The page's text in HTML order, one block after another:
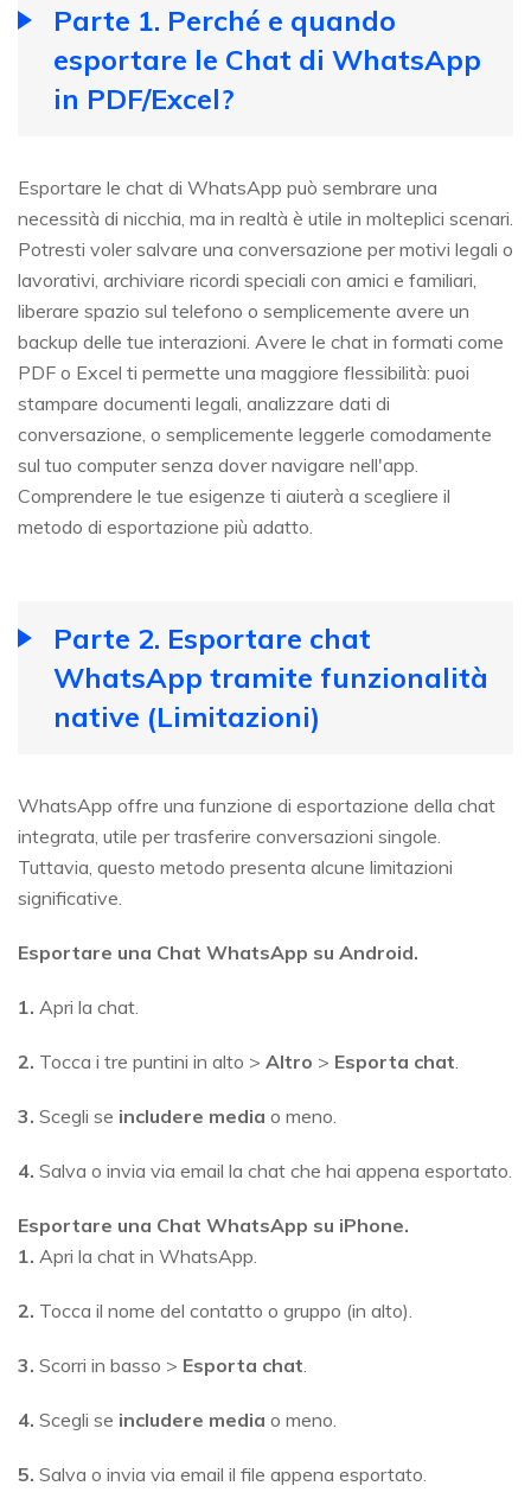
Parte 1. Perché e quando
esportare le Chat di WhatsApp
in PDF/Excel?
Esportare le chat di WhatsApp può sembrare una
necessità di nicchia, ma in realtà è utile in molteplici scenari.
Potresti voler salvare una conversazione per motivi legali o
lavorativi, archiviare ricordi speciali con amici e familiari,
liberare spazio sul telefono o semplicemente avere un
backup delle tue interazioni. Avere le chat in formati come
PDF o Excel ti permette una maggiore flessibilità: puoi
stampare documenti legali, analizzare dati di
conversazione, o semplicemente leggerle comodamente
sul tuo computer senza dover navigare nell'app.
Comprendere le tue esigenze ti aiuterà a scegliere il
metodo di esportazione più adatto.
Parte 2. Esportare chat
WhatsApp tramite funzionalità
native (Limitazioni)
WhatsApp offre una funzione di esportazione della chat
integrata, utile per trasferire conversazioni singole.
Tuttavia, questo metodo presenta alcune limitazioni
significative.
Esportare una Chat WhatsApp su Android.
1. Apri la chat.
2. Tocca i tre puntini in alto > Altro > Esporta chat
3. Scegli se includere media o meno.
4. Salva o invia via email la chat che hai appena esportato.
Esportare una Chat WhatsApp su iPhone.
1. Apri la chat in WhatsApp.
2. Tocca il nome del contatto o gruppo (in alto).
3. Scorri in basso > Esporta chat
4. Scegli se includere media o meno.
5. Salva o invia via email il file appena esportato.